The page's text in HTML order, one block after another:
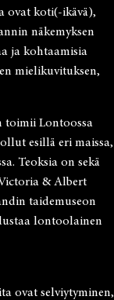
ovat koti(-ikävä),
näkemyksen
ja kohtaamisia
mielikuvituksen,
toimii Lontoossa
esillä eri maissa,
Teoksia on sekä
& Albert
taidemuseon
lontoolainen
ovat selviytyminen,